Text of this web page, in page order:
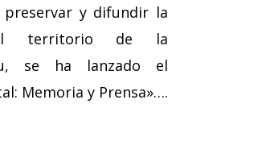
y difundir la
territorio de la
se ha lanzado el
Memoria y Prensa»….